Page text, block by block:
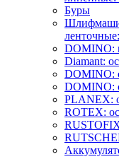
Буры
Diamant:
DOMINO:
DOMINO:
PLANEX:
ROTEX: